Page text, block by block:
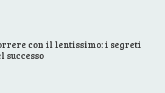
con il lentissimo: i segreti
successo